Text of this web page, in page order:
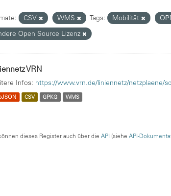
CSV WMS Tags: Mobilität
Open Source Lizenz
VRN
Infos: https://www.vrn.de/liniennetz/netzplaene/
CSV GPKG WMS
dieses Register auch über die API (siehe API-